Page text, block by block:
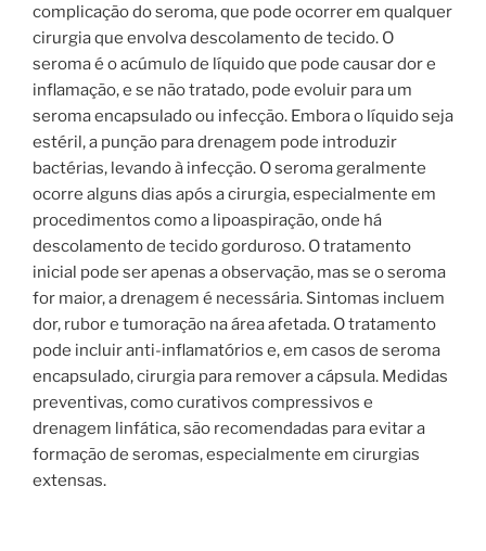
complicação do seroma, que pode ocorrer em qualquer
cirurgia que envolva descolamento de tecido. O
seroma é o acúmulo de líquido que pode causar dor e
inflamação, e se não tratado, pode evoluir para um
seroma encapsulado ou infecção. Embora o líquido seja
estéril, a punção para drenagem pode introduzir
bactérias, levando à infecção. O seroma geralmente
ocorre alguns dias após a cirurgia, especialmente em
procedimentos como a lipoaspiração, onde há
descolamento de tecido gorduroso. O tratamento
inicial pode ser apenas a observação, mas se o seroma
for maior, a drenagem é necessária. Sintomas incluem
dor, rubor e tumoração na área afetada. O tratamento
pode incluir anti-inflamatórios e, em casos de seroma
encapsulado, cirurgia para remover a cápsula. Medidas
preventivas, como curativos compressivos e
drenagem linfática, são recomendadas para evitar a
formação de seromas, especialmente em cirurgias
extensas.